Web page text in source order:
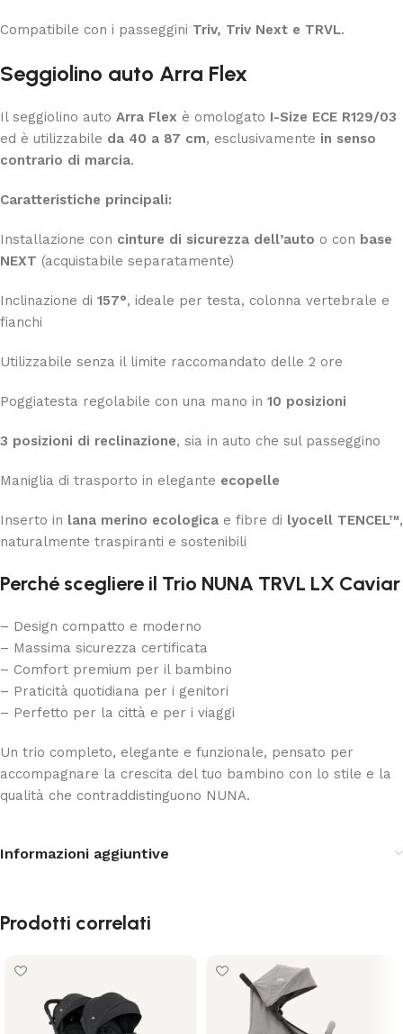
Compatibile con i passeggini Triv, Triv Next e TRVL.
Seggiolino auto Arra Flex
Il seggiolino auto Arra Flex è omologato I-Size ECE R129/03
ed è utilizzabile da 40 a 87 cm, esclusivamente in senso
contrario di marcia.
Caratteristiche principali:
Installazione con cinture di sicurezza dell’auto o con base
NEXT (acquistabile separatamente)
Inclinazione di 157°, ideale per testa, colonna vertebrale e
fianchi
Utilizzabile senza il limite raccomandato delle 2 ore
Poggiatesta regolabile con una mano in 10 posizioni
3 posizioni di reclinazione, sia in auto che sul passeggino
Maniglia di trasporto in elegante ecopelle
Inserto in lana merino ecologica e fibre di lyocell TENCEL™,
naturalmente traspiranti e sostenibili
Perché scegliere il Trio NUNA TRVL LX Caviar
– Design compatto e moderno
– Massima sicurezza certificata
– Comfort premium per il bambino
– Praticità quotidiana per i genitori
– Perfetto per la città e per i viaggi
Un trio completo, elegante e funzionale, pensato per
accompagnare la crescita del tuo bambino con lo stile e la
qualità che contraddistinguono NUNA.
Informazioni aggiuntive
Prodotti correlati